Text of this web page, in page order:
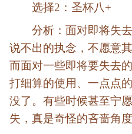
选择2：圣杯八+
分析：面对即将失
说不出的执念，不愿意
而面对一些即将要失去
打细算的使用、一点点
没了。有些时候甚至宁
失，真是奇怪的吝啬角度